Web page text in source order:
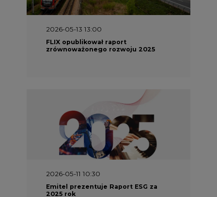
2026-05-13 13:00
FLIX opublikował raport
zrównoważonego rozwoju 2025
2026-05-11 10:30
Emitel prezentuje Raport ESG za
2025 rok